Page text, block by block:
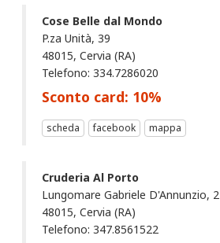
Cose Belle dal Mondo
P.za Unità, 39
48015, Cervia (RA)
Telefono: 334.7286020
Sconto card: 10%
scheda facebook mappa
Cruderia Al Porto
Lungomare Gabriele D'Annunzio, 2
48015, Cervia (RA)
Telefono: 347.8561522